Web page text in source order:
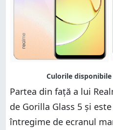
Partea din față a lui
de Gorilla Glass 5 și
întregime de ecranul